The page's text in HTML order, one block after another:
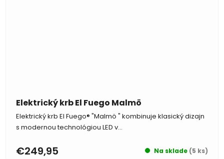
Elektrický krb El Fuego Malmö
Na sklade (5 ks)
€249,95
Elektrický krb El Fuego® "Malmö " kombinuje klasický dizajn
s modernou technológiou LED v...